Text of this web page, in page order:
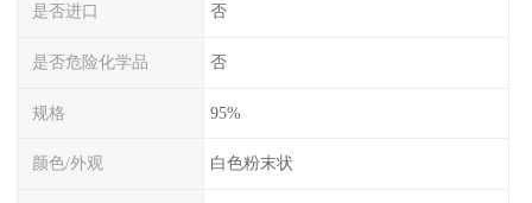
是否进口 否
是否危险化学品 否
规格 95%
颜色/外观 白色粉末状